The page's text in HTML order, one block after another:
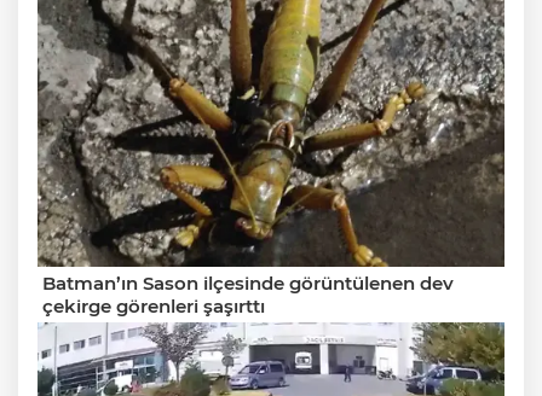
Batman’ın Sason ilçesinde görüntülenen dev
çekirge görenleri şaşırttı